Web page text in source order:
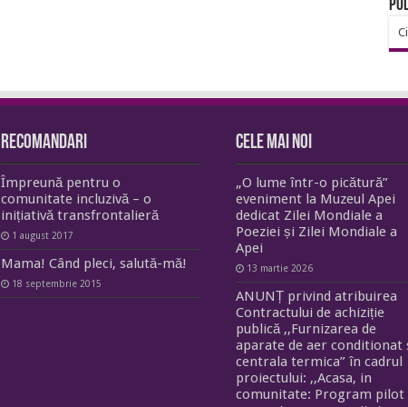
Recomandari
Împreună pentru o
comunitate incluzivă – o
inițiativă transfrontalieră
1 august 2017
Mama! Când pleci, salută-mă!
18 septembrie 2015
Cele mai noi
„O lume într-o picătură”
eveniment la Muzeul Apei
dedicat Zilei Mondiale a
Poeziei și Zilei Mondiale a
Apei
13 martie 2026
ANUNȚ privind atribuirea
Contractului de achiziție
publică ,,Furnizarea de
aparate de aer conditionat
centrala termica” în cadrul
proiectului: ,,Acasa, in
comunitate: Program pilot